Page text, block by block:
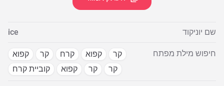
שם יוניקוד ice
חיפוש מילת מפתח קר קפוא קרח קר
קפוא
קר
קר קפוא קוביית קרח